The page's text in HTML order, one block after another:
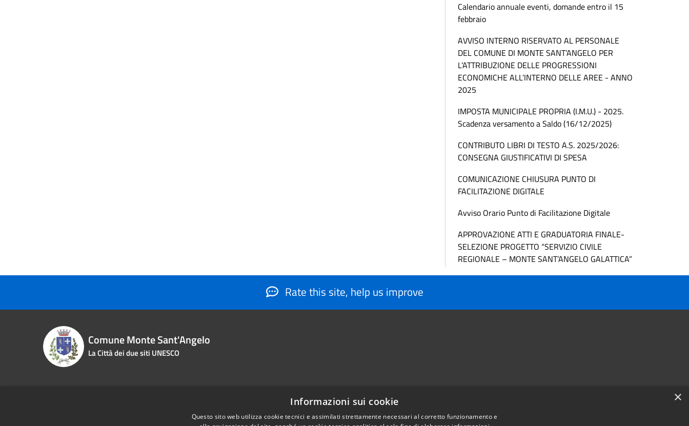
Calendario annuale eventi, domande entro il 15
febbraio
AVVISO INTERNO RISERVATO AL PERSONALE
DEL COMUNE DI MONTE SANT’ANGELO PER
L’ATTRIBUZIONE DELLE PROGRESSIONI
ECONOMICHE ALL’INTERNO DELLE AREE - ANNO
2025
IMPOSTA MUNICIPALE PROPRIA (I.M.U.) - 2025.
Scadenza versamento a Saldo (16/12/2025)
CONTRIBUTO LIBRI DI TESTO A.S. 2025/2026:
CONSEGNA GIUSTIFICATIVI DI SPESA
COMUNICAZIONE CHIUSURA PUNTO DI
FACILITAZIONE DIGITALE
Avviso Orario Punto di Facilitazione Digitale
APPROVAZIONE ATTI E GRADUATORIA FINALE-
SELEZIONE PROGETTO “SERVIZIO CIVILE
REGIONALE – MONTE SANT’ANGELO GALATTICA”
Rate this site, help us improve
Comune Monte Sant'Angelo
La Città dei due siti UNESCO
Phone:0884566206
×
Informazioni sui cookie
Questo sito web utilizza cookie tecnici e assimilati strettamente necessari al corretto funzionamento e